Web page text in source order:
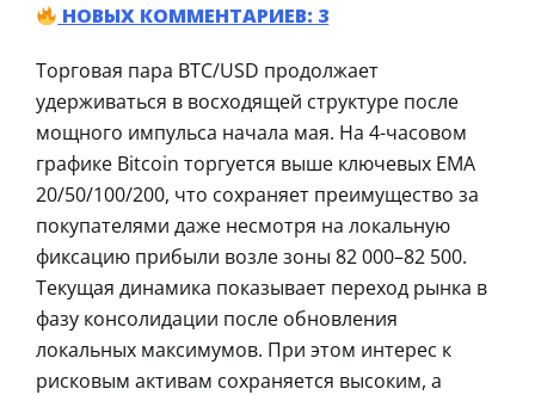
НОВЫХ КОММЕНТАРИЕВ: 3
Торговая пара BTC/USD продолжает
удерживаться в восходящей структуре после
мощного импульса начала мая. На 4-часовом
графике Bitcoin торгуется выше ключевых EMA
20/50/100/200, что сохраняет преимущество за
покупателями даже несмотря на локальную
фиксацию прибыли возле зоны 82 000–82 500.
Текущая динамика показывает переход рынка в
фазу консолидации после обновления
локальных максимумов. При этом интерес к
рисковым активам сохраняется высоким, а